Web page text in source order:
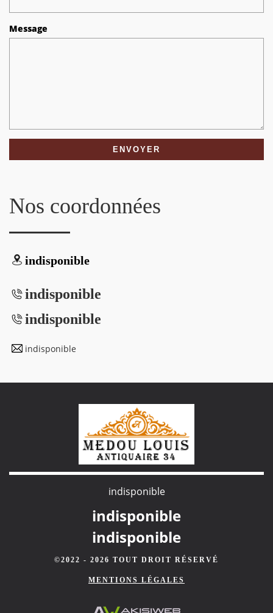
Message
Nos coordonnées
indisponible
indisponible
indisponible
indisponible
indisponible
indisponible
indisponible
©2022 - 2026 TOUT DROIT RÉSERVÉ
MENTIONS LÉGALES